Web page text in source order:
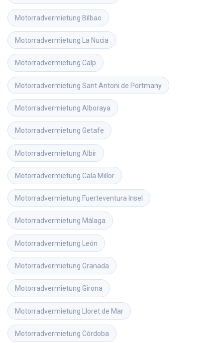
Motorradvermietung Bilbao
Motorradvermietung La Nucia
Motorradvermietung Calp
Motorradvermietung Sant Antoni de Portmany
Motorradvermietung Alboraya
Motorradvermietung Getafe
Motorradvermietung Albir
Motorradvermietung Cala Millor
Motorradvermietung Fuerteventura Insel
Motorradvermietung Málaga
Motorradvermietung León
Motorradvermietung Granada
Motorradvermietung Girona
Motorradvermietung Lloret de Mar
Motorradvermietung Córdoba